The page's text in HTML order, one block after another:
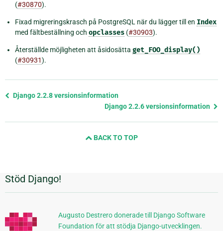
(#30870).
Fixad migreringskrasch på PostgreSQL när du lägger till en Index
med fältbeställning och opclasses (#30903).
Återställde möjligheten att åsidosätta get_FOO_display()
(#30931).
Föregående
Django 2.2.8 versionsinformation
Django 2.2.6 versionsinformation
BACK TO TOP
Ytterligare
information
Stöd Django!
Augusto Destrero donerade till Django Software
Foundation för att stödja Django-utvecklingen.